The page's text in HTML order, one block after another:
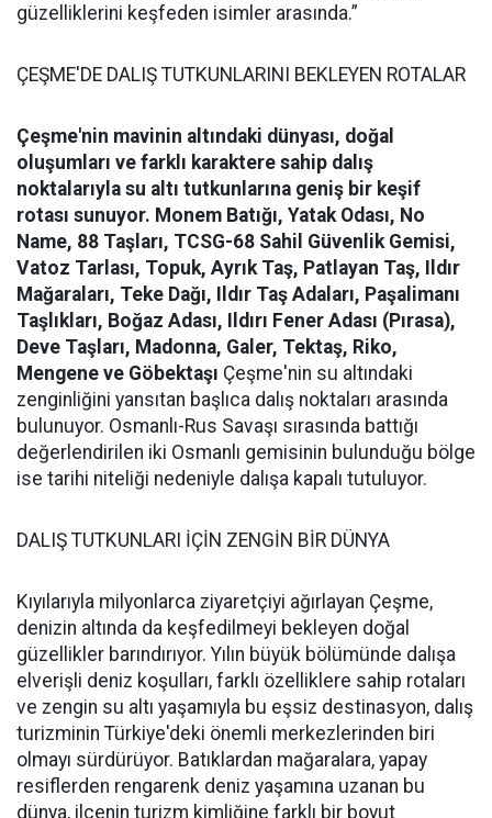
güzelliklerini keşfeden isimler arasında.”
ÇEŞME'DE DALIŞ TUTKUNLARINI BEKLEYEN ROTALAR
Çeşme'nin mavinin altındaki dünyası, doğal
oluşumları ve farklı karaktere sahip dalış
noktalarıyla su altı tutkunlarına geniş bir keşif
rotası sunuyor. Monem Batığı, Yatak Odası, No
Name, 88 Taşları, TCSG-68 Sahil Güvenlik Gemisi,
Vatoz Tarlası, Topuk, Ayrık Taş, Patlayan Taş, Ildır
Mağaraları, Teke Dağı, Ildır Taş Adaları, Paşalimanı
Taşlıkları, Boğaz Adası, Ildırı Fener Adası (Pırasa),
Deve Taşları, Madonna, Galer, Tektaş, Riko,
Mengene ve Göbektaşı Çeşme'nin su altındaki
zenginliğini yansıtan başlıca dalış noktaları arasında
bulunuyor. Osmanlı-Rus Savaşı sırasında battığı
değerlendirilen iki Osmanlı gemisinin bulunduğu bölge
ise tarihi niteliği nedeniyle dalışa kapalı tutuluyor.
DALIŞ TUTKUNLARI İÇİN ZENGİN BİR DÜNYA
Kıyılarıyla milyonlarca ziyaretçiyi ağırlayan Çeşme,
denizin altında da keşfedilmeyi bekleyen doğal
güzellikler barındırıyor. Yılın büyük bölümünde dalışa
elverişli deniz koşulları, farklı özelliklere sahip rotaları
ve zengin su altı yaşamıyla bu eşsiz destinasyon, dalış
turizminin Türkiye'deki önemli merkezlerinden biri
olmayı sürdürüyor. Batıklardan mağaralara, yapay
resiflerden rengarenk deniz yaşamına uzanan bu
dünya, ilçenin turizm kimliğine farklı bir boyut